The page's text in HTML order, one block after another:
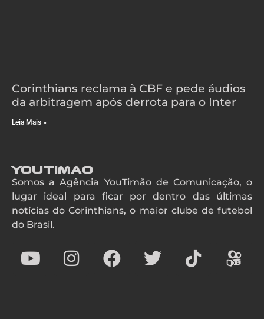
Corinthians reclama à CBF e pede áudios
da arbitragem após derrota para o Inter
Leia Mais »
YouTimao
Somos a Agência YouTimão de Comunicação, o
lugar ideal para ficar por dentro das últimas
notícias do Corinthians, o maior clube de futebol
do Brasil.